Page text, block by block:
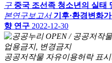
구 중국 조선족 청소년의 실태
본연구보고서 기후·환경변화
향 연구 2022-12-30
공공저작물 자유이용허락 표